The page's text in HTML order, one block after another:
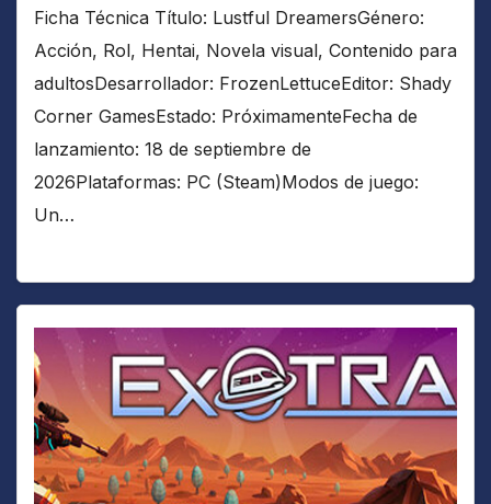
Ficha Técnica Título: Lustful DreamersGénero:
Acción, Rol, Hentai, Novela visual, Contenido para
adultosDesarrollador: FrozenLettuceEditor: Shady
Corner GamesEstado: PróximamenteFecha de
lanzamiento: 18 de septiembre de
2026Plataformas: PC (Steam)Modos de juego:
Un…